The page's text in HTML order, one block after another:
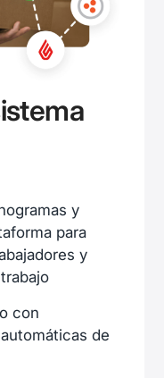
y
para
y
con
de